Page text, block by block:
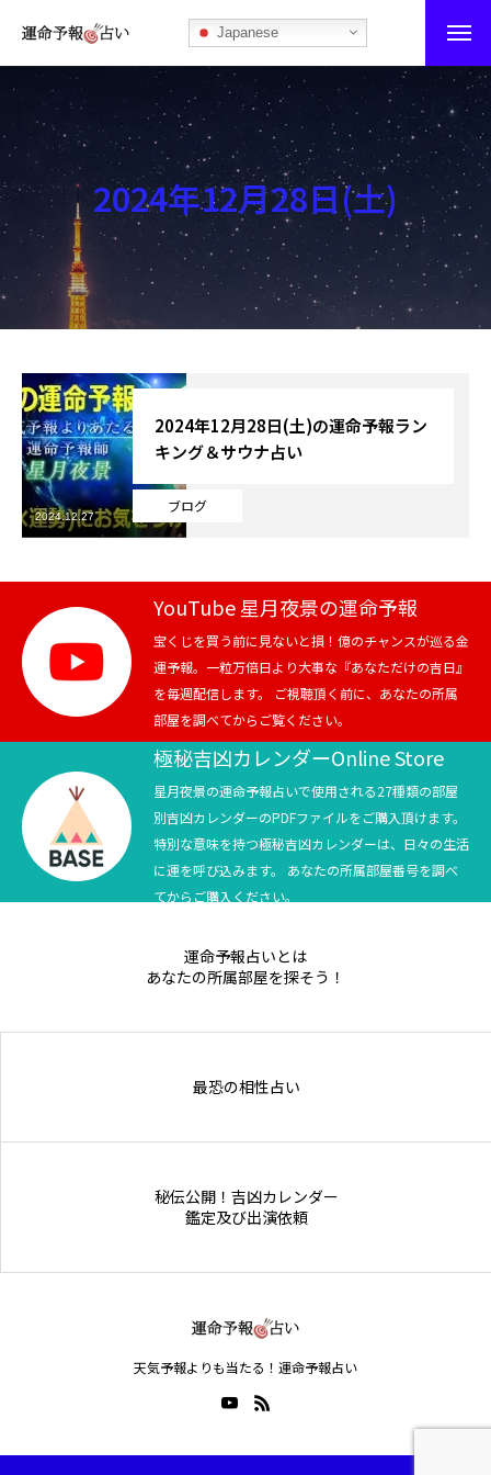
Japanese
運命予報占い
運命予報占いとは
あなたの所属部屋を探そう！
最恐の相性占い
秘伝公開！吉凶カレンダー
記事カテゴリー
ブログ
お知らせ
芸能界
テニス
スポーツ
競馬
テニス四大大会・五輪
テニス四大大会・五輪
2024年12月28日(土)
ブログ
2024年12月28日(土)の運命予報ラン
キング＆サウナ占い
2024.12.27
YouTube 星月夜景の運命予報
宝くじを買う前に見ないと損！億のチャンスが巡る金
運予報。一粒万倍日より大事な『あなただけの吉日』
を毎週配信します。 ご視聴頂く前に、あなたの所属
部屋を調べてからご覧ください。
極秘吉凶カレンダーOnline Store
星月夜景の運命予報占いで使用される27種類の部屋
別吉凶カレンダーのPDFファイルをご購入頂けます。
特別な意味を持つ極秘吉凶カレンダーは、日々の生活
に運を呼び込みます。 あなたの所属部屋番号を調べ
てからご購入ください。
運命予報占いとは
あなたの所属部屋を探そう！
最恐の相性占い
秘伝公開！吉凶カレンダー
鑑定及び出演依頼
天気予報よりも当たる！運命予報占い